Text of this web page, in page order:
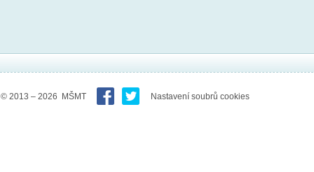
© 2013 – 2026 MŠMT Nastavení soubrů cookies